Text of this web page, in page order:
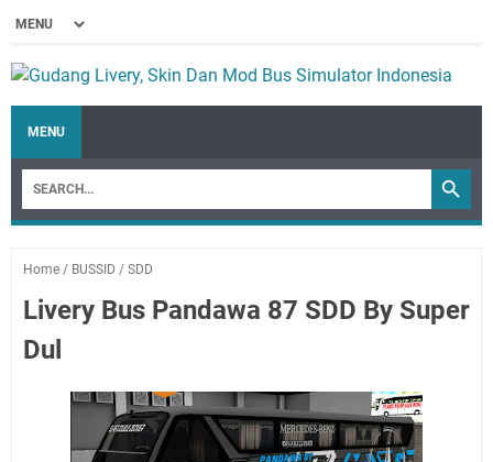
MENU
Home / BUSSID / SDD
Livery Bus Pandawa 87 SDD By Super
Dul